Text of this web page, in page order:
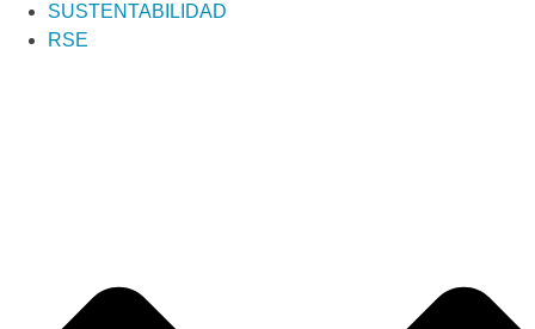
SUSTENTABILIDAD
RSE